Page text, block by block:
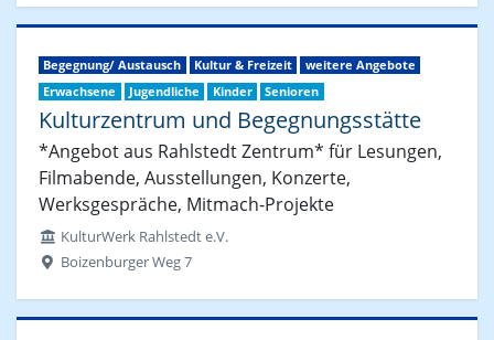
Begegnung/ Austausch Kultur & Freizeit
weitere Angebote
Erwachsene
Jugendliche Kinder Senioren
Kulturzentrum und Begegnungsstätte
*Angebot aus Rahlstedt Zentrum* für Lesungen,
Filmabende, Ausstellungen, Konzerte,
Werksgespräche, Mitmach-Projekte
KulturWerk Rahlstedt e.V.
Boizenburger Weg 7